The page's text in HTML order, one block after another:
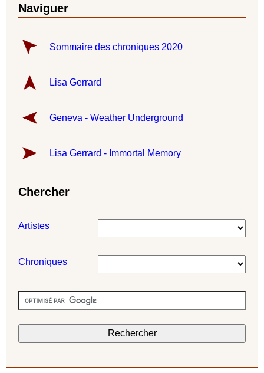
Naviguer
Sommaire des chroniques 2020
Lisa Gerrard
Geneva - Weather Underground
Lisa Gerrard - Immortal Memory
Chercher
Artistes
Chroniques